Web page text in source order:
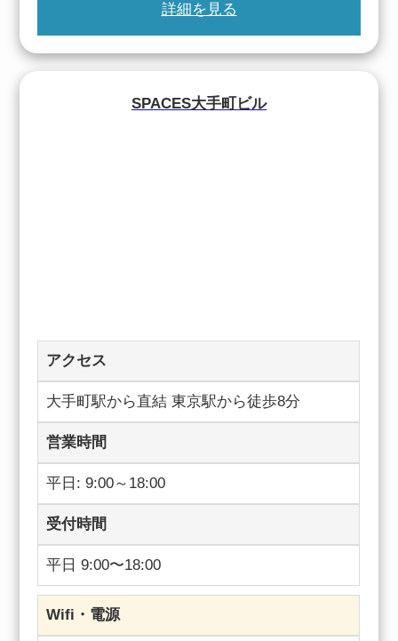
詳細を見る
SPACES大手町ビル
アクセス
大手町駅から直結 東京駅から徒歩8分
営業時間
平日: 9:00～18:00
受付時間
平日 9:00〜18:00
Wifi・電源